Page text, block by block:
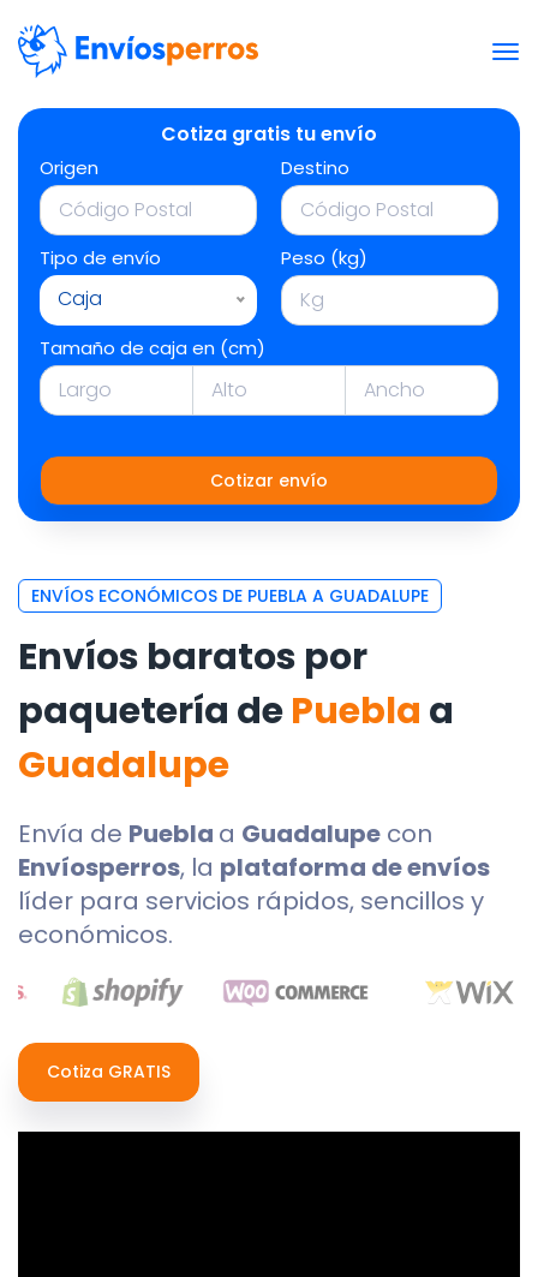
Cotiza gratis tu envío
Origen Destino
Tipo de envío
Caja
Peso (kg)
Tamaño de caja en (cm)
Cotizar envío
ENVÍOS ECONÓMICOS DE PUEBLA A GUADALUPE
Envíos baratos por
paquetería dePuebla a
Guadalupe
Envía de Puebla a Guadalupe con
Envíosperros, la plataforma de envíos
líder para servicios rápidos, sencillos y
económicos.
Cotiza GRATIS